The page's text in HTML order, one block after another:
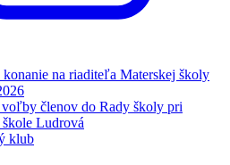
na riaditeľa Materskej školy
členov do Rady školy pri
Ludrová
klub